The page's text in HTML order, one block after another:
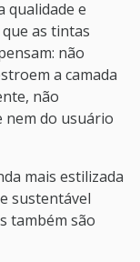
qualidade e
as tintas
não
a camada
não
nem do usuário
mais estilizada
sustentável
também são